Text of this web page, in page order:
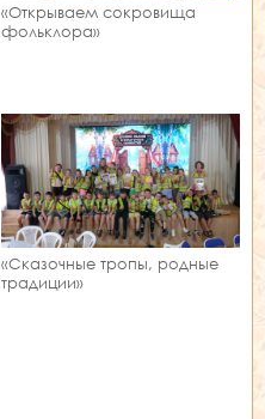
«Открываем сокровища
фольклора»
«Сказочные тропы, родные
традиции»